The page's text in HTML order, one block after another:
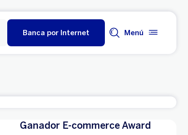
Banca por Internet Menú
Ganador E-commerce Award